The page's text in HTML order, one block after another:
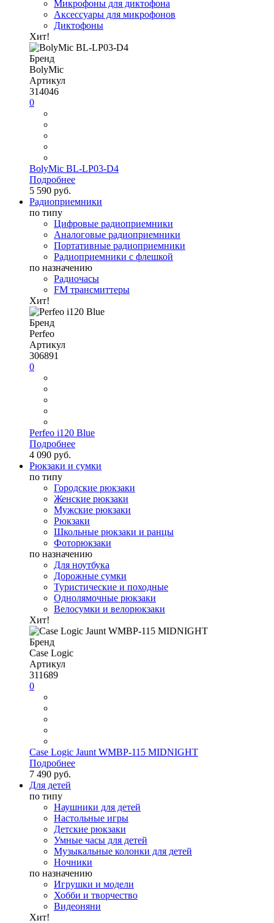
Микрофоны для диктофона
Аксессуары для микрофонов
Диктофоны
Хит!
Бренд
BolyMic
Артикул
314046
0
BolyMic BL-LP03-D4
Подробнее
5 590 руб.
Радиоприемники
по типу
Цифровые радиоприемники
Аналоговые радиоприемники
Портативные радиоприемники
Радиоприемники с флешкой
по назначению
Радиочасы
FM трансмиттеры
Хит!
Бренд
Perfeo
Артикул
306891
0
Perfeo i120 Blue
Подробнее
4 090 руб.
Рюкзаки и сумки
по типу
Городские рюкзаки
Женские рюкзаки
Мужские рюкзаки
Рюкзаки
Школьные рюкзаки и ранцы
Фоторюкзаки
по назначению
Для ноутбука
Дорожные сумки
Туристические и походные
Однолямочные рюкзаки
Велосумки и велорюкзаки
Хит!
Бренд
Case Logic
Артикул
311689
0
Case Logic Jaunt WMBP-115 MIDNIGHT
Подробнее
7 490 руб.
Для детей
по типу
Наушники для детей
Настольные игры
Детские рюкзаки
Умные часы для детей
Музыкальные колонки для детей
Ночники
по назначению
Игрушки и модели
Хобби и творчество
Видеоняни
Хит!